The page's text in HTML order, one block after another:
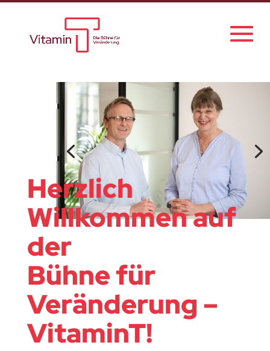
Herzlich
Willkommen auf
der
Bühne für
Veränderung –
VitaminT!